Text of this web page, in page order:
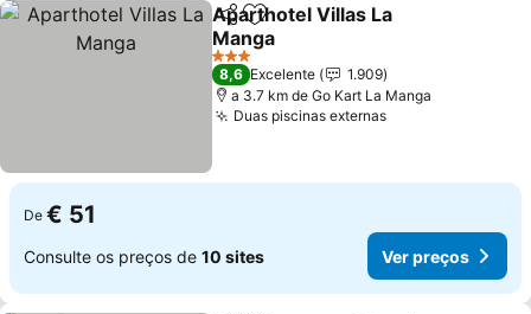
PartilharAdicionar aos favoritos
Aparthotel Villas La
Manga
Ver preços
3 Estrelas
8,6 Excelente
1.909
a 3.7 km de Go Kart La Manga
Duas piscinas externasVer preços
De € 51
Consulte os preços de 10 sites Ver preços